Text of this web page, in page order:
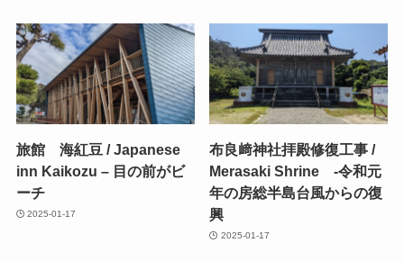
旅館 海紅豆 / Japanese
inn Kaikozu – 目の前がビ
ーチ
2025-01-17
布良﨑神社拝殿修復工事 /
Merasaki Shrine -令和元
年の房総半島台風からの復
興
2025-01-17